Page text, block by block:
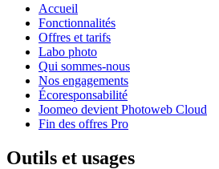
Accueil
Fonctionnalités
Offres et tarifs
Labo photo
Qui sommes-nous
Nos engagements
Écoresponsabilité
Joomeo devient Photoweb Cloud
Fin des offres Pro
Outils et usages